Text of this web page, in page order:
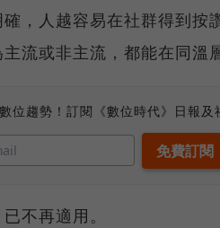
，人越容易在社群得到按
流或非主流，都能在同溫
位趨勢！訂閱《數位時代》日報及
不再適用。